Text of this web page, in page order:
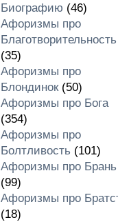
Биографию (46)
Афоризмы про
Благотворительность
(35)
Афоризмы про
Блондинок(50)
Афоризмы про Бога
(354)
Афоризмы про
Болтливость (101)
Афоризмы про Брань
(99)
Афоризмы про
(18)